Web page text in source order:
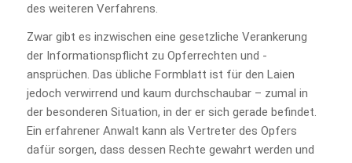
des weiteren Verfahrens.
Zwar gibt es inzwischen eine gesetzliche Verankerung
der Informationspflicht zu Opferrechten und -
ansprüchen. Das übliche Formblatt ist für den Laien
jedoch verwirrend und kaum durchschaubar – zumal in
der besonderen Situation, in der er sich gerade befindet.
Ein erfahrener Anwalt kann als Vertreter des Opfers
dafür sorgen, dass dessen Rechte gewahrt werden und